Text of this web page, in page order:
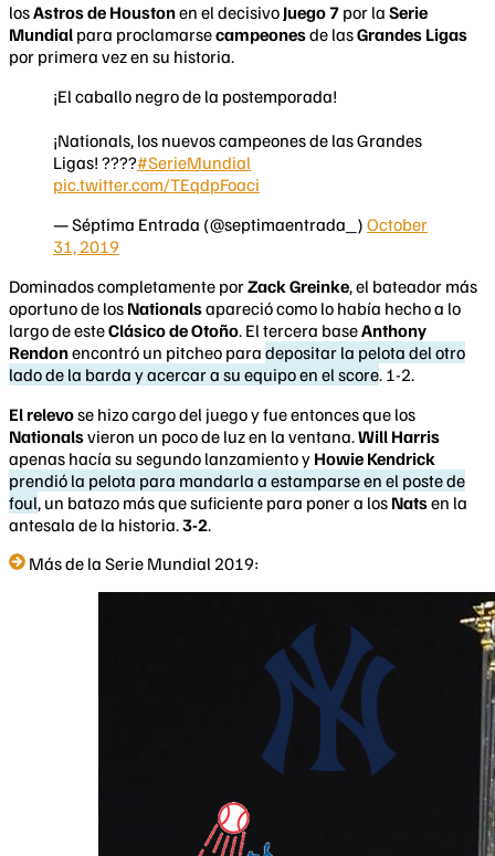
losAstros de Houstonen el decisivo Juego 7 por la Serie
Mundial para proclamarsecampeonesde lasGrandes Ligas
por primera vez en su historia.
¡El caballo negro de la postemporada!
¡Nationals, los nuevos campeones de las Grandes
Ligas! ????#SerieMundial
pic.twitter.com/TEqdpFoaci
— Séptima Entrada (@septimaentrada_) October
31, 2019
Dominados completamente porZack Greinke, el bateador más
oportuno de los Nationalsapareció como lo había hecho a lo
largo de esteClásico de Otoño. El tercera baseAnthony
Rendonencontró un pitcheo para depositar la pelota del otro
lado de la barda y acercar a su equipo en el score. 1-2.
El relevose hizo cargo del juego y fue entonces que los
Nationalsvieron un poco de luz en la ventana.Will Harris
apenas hacía su segundo lanzamiento y Howie Kendrick
prendió la pelota para mandarla a estamparse en el poste de
foul, un batazo más que suficiente para poner a los Natsen la
antesala de la historia.3-2.
Más de la Serie Mundial 2019: